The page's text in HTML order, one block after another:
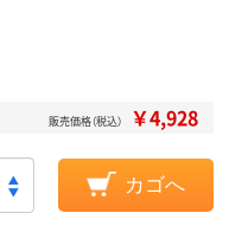
販売価格（税込） ￥4,928
カゴへ